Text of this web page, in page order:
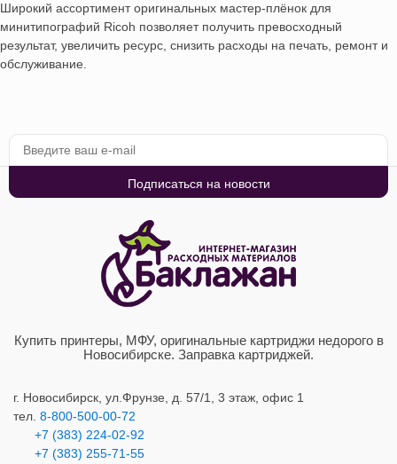
Широкий ассортимент оригинальных мастер-плёнок для
минитипографий Ricoh позволяет получить превосходный
результат, увеличить ресурс, снизить расходы на печать, ремонт и
обслуживание.
Купить принтеры, МФУ, оригинальные картриджи недорого в
Новосибирске. Заправка картриджей.
г. Новосибирск, ул.Фрунзе, д. 57/1, 3 этаж, офис 1
тел. 8-800-500-00-72
+7 (383) 224-02-92
+7 (383) 255-71-55